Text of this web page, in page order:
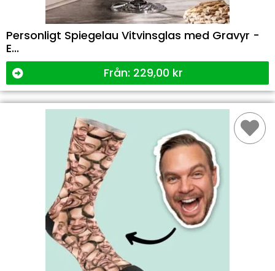
Personligt Spiegelau Vitvinsglas med Gravyr -
E...
Från: 229,00 kr